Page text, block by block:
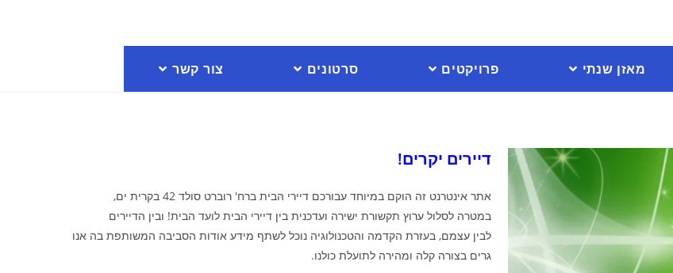
מאזן שנתי פרויקטים סרטונים צור קשר
דיירים יקרים!
אתר אינטרנט זה הוקם במיוחד עבורכם דיירי הבית ברח' רוברט סולד 42 בקרית ים,
במטרה לסלול ערוץ תקשורת ישירה ועדכנית בין דיירי הבית לועד הבית! ובין הדיירים
לבין עצמם, בעזרת הקדמה והטכנולוגיה נוכל לשתף מידע אודות הסביבה המשותפת בה אנו
גרים בצורה קלה ומהירה לתועלת כולנו.